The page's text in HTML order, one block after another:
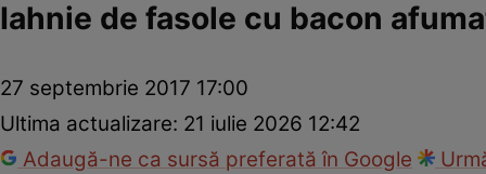
Iahnie de fasole cu bacon
27 septembrie 2017 17:00
Ultima actualizare: 21 iulie 2026 12:42
Adaugă-ne ca sursă preferată în Google